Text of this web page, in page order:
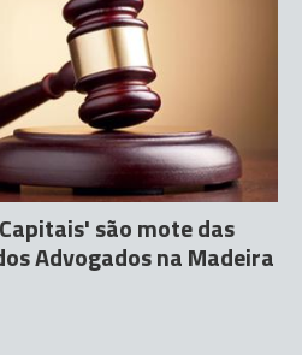
são mote das
Advogados na Madeira